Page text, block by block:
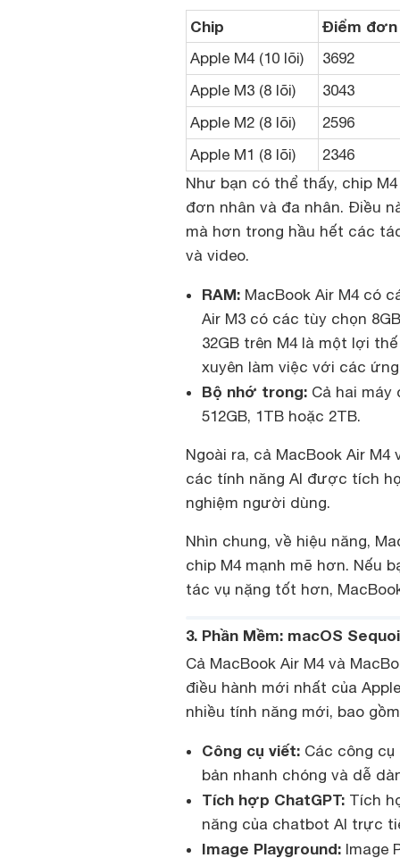
Chip Điểm đơn
Apple M4 (10 lõi)
3692
Apple M3 (8 lõi)
3043
Apple M2 (8 lõi)
2596
Apple M1 (8 lõi)
2346
Như bạn có thể thấy, chip
đơn nhân và đa nhân. Điều
mà hơn trong hầu hết các
và video.
RAM: MacBook Air M4 có
Air M3 có các tùy chọn
32GB trên M4 là một lợi
xuyên làm việc với các
Bộ nhớ trong: Cả hai máy
512GB, 1TB hoặc 2TB.
Ngoài ra, cả MacBook Air
các tính năng AI được tích
nghiệm người dùng.
Nhìn chung, về hiệu năng,
chip M4 mạnh mẽ hơn. Nếu
tác vụ nặng tốt hơn,
3. Phần Mềm: macOS
Cả MacBook Air M4 và
điều hành mới nhất của
nhiều tính năng mới, bao
Công cụ viết: Các công
bản nhanh chóng và dễ
Tích hợp ChatGPT: Tích
năng của chatbot AI trực
Image Playground: Image